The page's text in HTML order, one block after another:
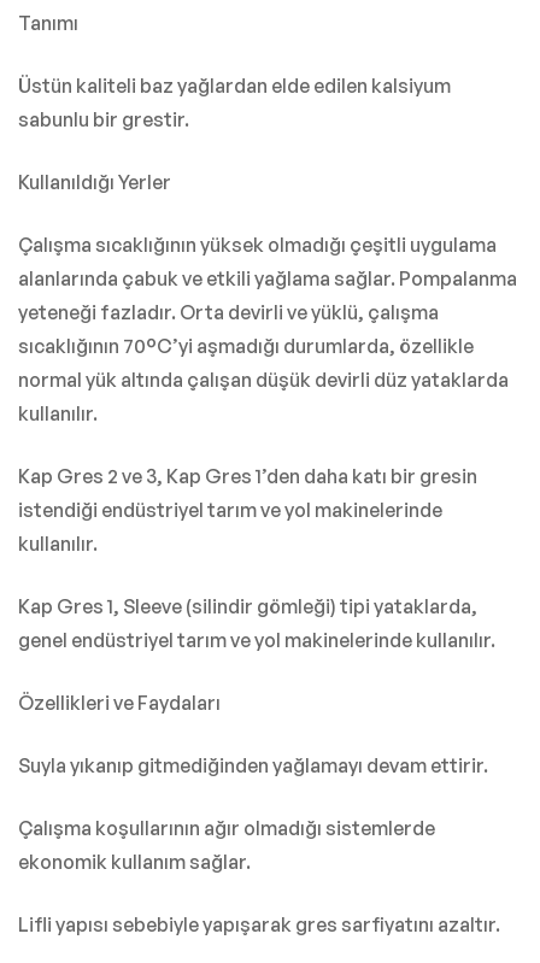
Tanımı
Üstün kaliteli baz yağlardan elde edilen kalsiyum
sabunlu bir grestir.
Kullanıldığı Yerler
Çalışma sıcaklığının yüksek olmadığı çeşitli uygulama
alanlarında çabuk ve etkili yağlama sağlar. Pompalanma
yeteneği fazladır. Orta devirli ve yüklü, çalışma
sıcaklığının 70°C’yi aşmadığı durumlarda, özellikle
normal yük altında çalışan düşük devirli düz yataklarda
kullanılır.
Kap Gres 2 ve 3, Kap Gres 1’den daha katı bir gresin
istendiği endüstriyel tarım ve yol makinelerinde
kullanılır.
Kap Gres 1, Sleeve (silindir gömleği) tipi yataklarda,
genel endüstriyel tarım ve yol makinelerinde kullanılır.
Özellikleri ve Faydaları
Suyla yıkanıp gitmediğinden yağlamayı devam ettirir.
Çalışma koşullarının ağır olmadığı sistemlerde
ekonomik kullanım sağlar.
Lifli yapısı sebebiyle yapışarak gres sarfiyatını azaltır.